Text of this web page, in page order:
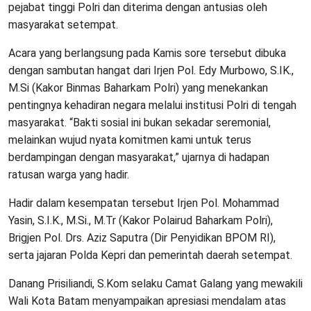
pejabat tinggi Polri dan diterima dengan antusias oleh
masyarakat setempat.
Acara yang berlangsung pada Kamis sore tersebut dibuka
dengan sambutan hangat dari Irjen Pol. Edy Murbowo, S.IK.,
M.Si (Kakor Binmas Baharkam Polri) yang menekankan
pentingnya kehadiran negara melalui institusi Polri di tengah
masyarakat. “Bakti sosial ini bukan sekadar seremonial,
melainkan wujud nyata komitmen kami untuk terus
berdampingan dengan masyarakat,” ujarnya di hadapan
ratusan warga yang hadir.
Hadir dalam kesempatan tersebut Irjen Pol. Mohammad
Yasin, S.I.K., M.Si., M.Tr (Kakor Polairud Baharkam Polri),
Brigjen Pol. Drs. Aziz Saputra (Dir Penyidikan BPOM RI),
serta jajaran Polda Kepri dan pemerintah daerah setempat.
Danang Prisiliandi, S.Kom selaku Camat Galang yang mewakili
Wali Kota Batam menyampaikan apresiasi mendalam atas